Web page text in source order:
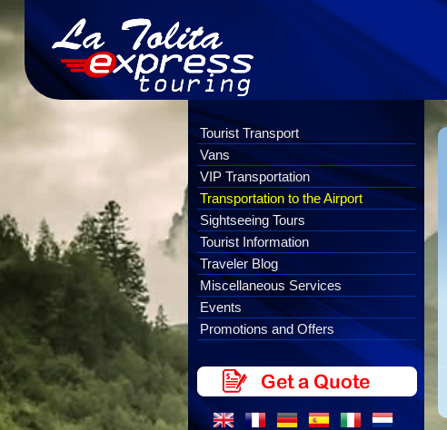
Tourist Transport
Vans
VIP Transportation
Transportation to the Airport
Sightseeing Tours
Tourist Information
Traveler Blog
Miscellaneous Services
Events
Promotions and Offers